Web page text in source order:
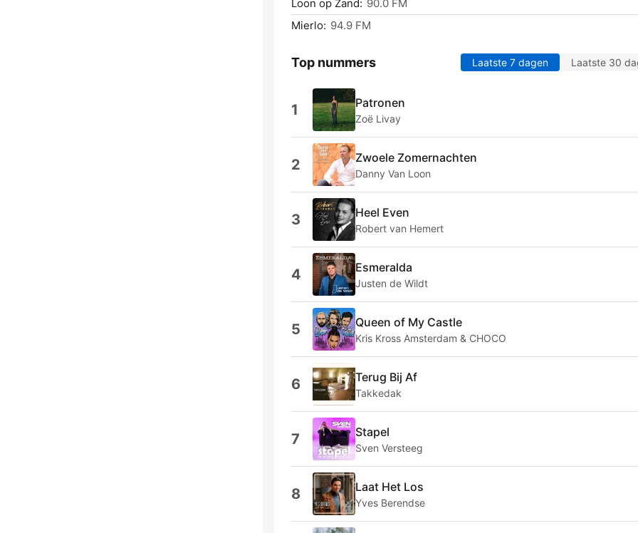
Loon op Zand: 90.0 FM
Mierlo: 94.9 FM
Top nummers Laatste 7 dagen Laatste 30
1 Patronen
Zoë Livay
2 Zwoele Zomernachten
Danny Van Loon
3 Heel Even
Robert van Hemert
4 Esmeralda
Justen de Wildt
5 Queen of My Castle
Kris Kross Amsterdam & CHOCO
6 Terug Bij Af
Takkedak
7 Stapel
Sven Versteeg
8 Laat Het Los
Yves Berendse